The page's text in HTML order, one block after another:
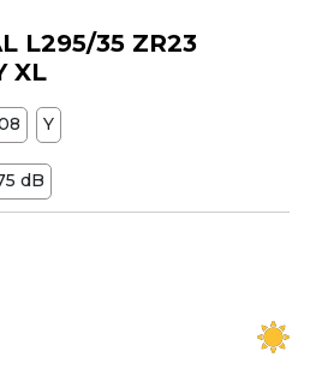
L295/35 ZR23
XL
Y
dB